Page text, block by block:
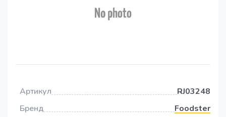
Артикул
RJ03248
Бренд
Foodster